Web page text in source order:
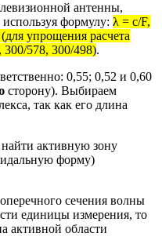
антенны,
формулу: λ = c/F,
(для упрощения расчета
578, 300/498).
0,55; 0,52 и 0,60
сторону). Выбираем
так как его длина
активную зону
форму)
сечения волны
единицы измерения, то
активной области